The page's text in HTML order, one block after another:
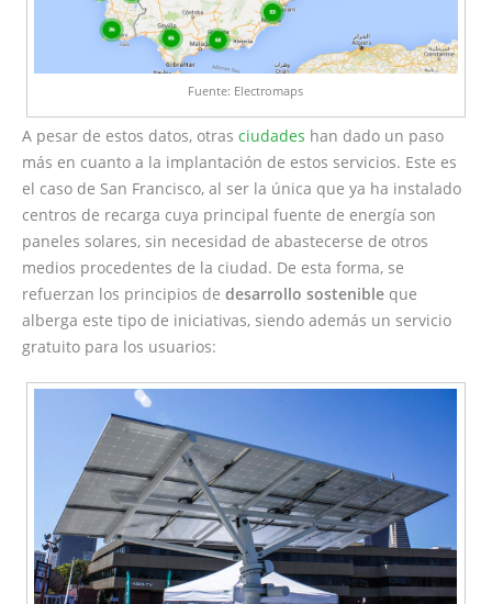
Fuente: Electromaps
A pesar de estos datos, otras ciudades han dado un paso
más en cuanto a la implantación de estos servicios. Este es
el caso de San Francisco, al ser la única que ya ha instalado
centros de recarga cuya principal fuente de energía son
paneles solares, sin necesidad de abastecerse de otros
medios procedentes de la ciudad. De esta forma, se
refuerzan los principios de desarrollo sostenible que
alberga este tipo de iniciativas, siendo además un servicio
gratuito para los usuarios: